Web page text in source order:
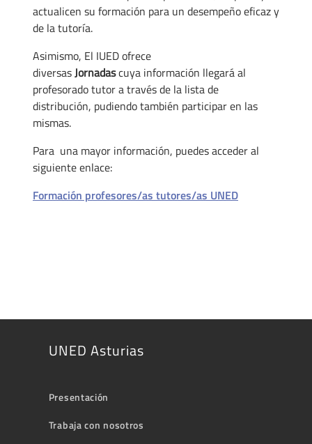
actualicen su formación para un desempeño eficaz y
de la tutoría.
Asimismo, El IUED ofrece
diversasJornadascuya información llegará al
profesorado tutor a través de la lista de
distribución, pudiendo también participar en las
mismas.
Para una mayor información, puedes acceder al
siguiente enlace:
Formación profesores/as tutores/as UNED
UNED Asturias
Presentación
Trabaja con nosotros